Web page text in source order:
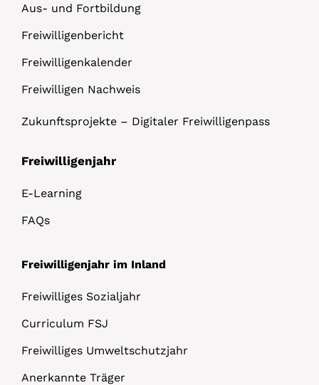
Aus- und Fortbildung
Freiwilligenbericht
Freiwilligenkalender
Freiwilligen Nachweis
Zukunftsprojekte – Digitaler Freiwilligenpass
Freiwilligenjahr
E-Learning
FAQs
Freiwilligenjahr im Inland
Freiwilliges Sozialjahr
Curriculum FSJ
Freiwilliges Umweltschutzjahr
Anerkannte Träger